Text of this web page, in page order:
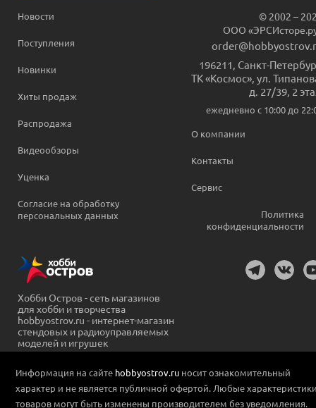
Новости
Поступления
Новинки
Хиты продаж
Распродажа
Видеообзоры
Уценка
Согласие на обработку
персональных данных
© 2002 –
ООО
196211, Санкт-
ТК «Космос», ул.
д. 27/39, 2
ежедневно c 10:00 до
О компании
Контакты
Сервис
Политика
конфиденциальности
Хобби Остров - сеть магазинов
для хобби и творчества
hobbyostrov.ru - интернет-магазин
стендовых и радиоуправляемых
моделей и игрушек
Информация на сайте hobbyostrov.ru носит ознакомительный
характер и не является публичной офертой. Любые
товаров могут быть изменены производителем без уведомления.